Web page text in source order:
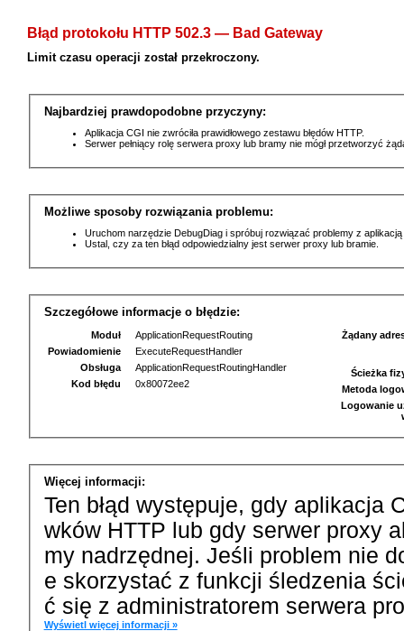
Błąd protokołu HTTP 502.3 — Bad Gateway
Limit czasu operacji został przekroczony.
Najbardziej prawdopodobne przyczyny:
Aplikacja CGI nie zwróciła prawidłowego zestawu błędów HTTP.
Serwer pełniący rolę serwera proxy lub bramy nie mógł przetworzyć
Możliwe sposoby rozwiązania problemu:
Uruchom narzędzie DebugDiag i spróbuj rozwiązać problemy z
Ustal, czy za ten błąd odpowiedzialny jest serwer proxy lub bramie.
Szczegółowe informacje o błędzie:
Moduł
ApplicationRequestRouting
Powiadomienie
ExecuteRequestHandler
Obsługa
ApplicationRequestRoutingHandler
Kod błędu
0x80072ee2
Żądany
Ścieżka
Metoda
Logowanie
Więcej informacji:
Ten błąd występuje, gdy aplikacja
wków HTTP lub gdy serwer proxy
my nadrzędnej. Jeśli problem nie
e skorzystać z funkcji śledzenia
ć się z administratorem serwera
Wyświetl więcej informacji »